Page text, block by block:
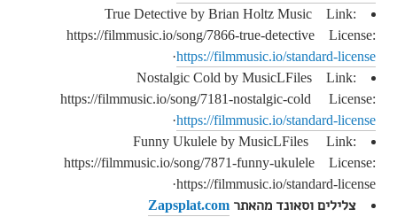
True Detective by Brian Holtz Music Link:
https://filmmusic.io/song/7866-true-detective License:
https://filmmusic.io/standard-license
·
Nostalgic Cold by MusicLFiles Link:
https://filmmusic.io/song/7181-nostalgic-cold License:
https://filmmusic.io/standard-license
·
Funny Ukulele by MusicLFiles Link:
https://filmmusic.io/song/7871-funny-ukulele License:
https://filmmusic.io/standard-license·
צלילים וסאונד מהאתר Zapsplat.com